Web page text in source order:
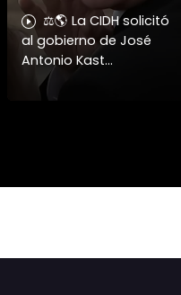
⚖️🌎 La CIDH solicitó
al gobierno de José
Antonio Kast
información detallada
sobre cambios